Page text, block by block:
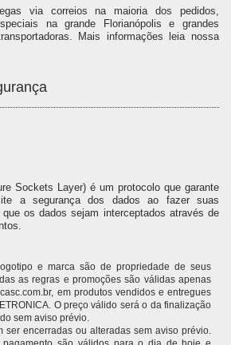
via correios na maioria dos pedidos,
na grande Florianópolis e grandes
Mais informações leia nossa
Sockets Layer) é um protocolo que garante
a segurança dos dados ao fazer suas
os dados sejam interceptados através de
e marca são de propriedade de seus
as regras e promoções são válidas apenas
em produtos vendidos e entregues
O preço válido será o da finalização
sem aviso prévio.
ser encerradas ou alteradas sem aviso prévio.